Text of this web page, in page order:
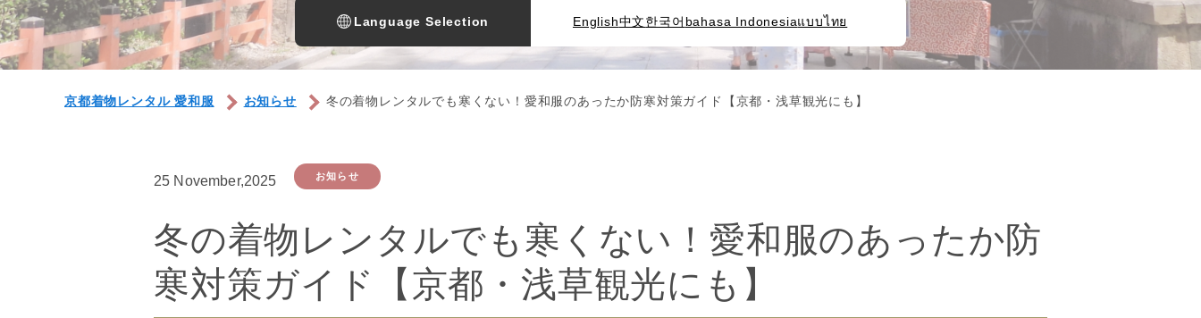
京都着物レンタル 愛和服 お知らせ 冬の着物レンタルでも寒くない！愛和服のあったか防寒対策ガイド【京都・浅草観光にも】
Language Selection English中文한국어 bahasa Indonesiaแบบไทย
25 November,2025 お知らせ
冬の着物レンタルでも寒くない！愛和服のあったか防
寒対策ガイド【京都・浅草観光にも】